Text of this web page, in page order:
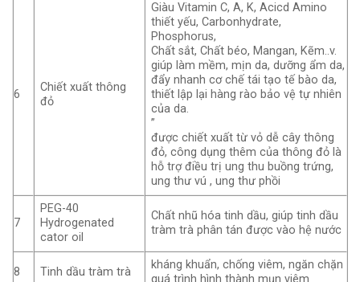
6
Chiết xuất thông
đỏ
Giàu Vitamin C, A, K, Acicd Amino
thiết yếu, Carbonhydrate,
Phosphorus,
Chất sắt, Chất béo, Mangan, Kẽm..v.
giúp làm mềm, mịn da, dưỡng ẩm da,
đẩy nhanh cơ chế tái tạo tế bào da,
thiết lập lại hàng rào bảo vệ tự nhiên
của da.
”
được chiết xuất từ vỏ dễ cây thông
đỏ, công dụng thêm của thông đỏ là
hỗ trợ điều trị ung thu buồng trứng,
ung thư vú , ung thư phồi
7
PEG-40
Hydrogenated
cator oil
Chất nhũ hóa tinh dầu, giúp tinh dầu
tràm trà phân tán được vào hệ nước
8 Tinh dầu tràm trà
kháng khuẩn, chống viêm, ngăn chặn